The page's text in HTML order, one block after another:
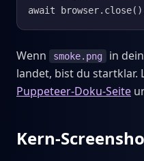
await
Wenn smoke.png
in
landet, bist du startklar.
Puppeteer-Doku-Seite
Kern-